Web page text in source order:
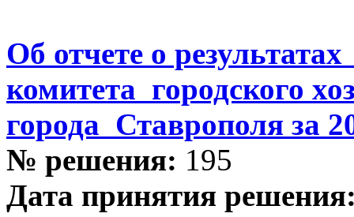
Об отчете о
комитета городского
города Ставрополя за
№ решения: 195
Дата принятия